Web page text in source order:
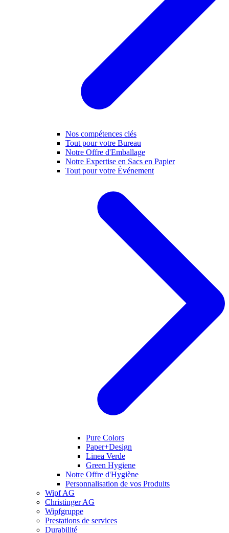
Nos compétences clés
Tout pour votre Bureau
Notre Offre d'Emballage
Notre Expertise en Sacs en Papier
Tout pour votre Événement
Pure Colors
Paper+Design
Linea Verde
Green Hygiene
Notre Offre d'Hygiène
Personnalisation de vos Produits
Wipf AG
Christinger AG
Wipfgruppe
Prestations de services
Durabilité